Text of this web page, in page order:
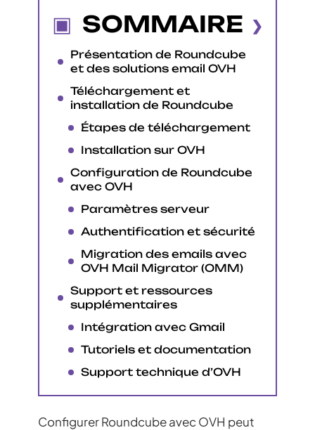
SOMMAIRE
Présentation de Roundcube
et des solutions email OVH
Téléchargement et
installation de Roundcube
Étapes de téléchargement
Installation sur OVH
Configuration de Roundcube
avec OVH
Paramètres serveur
Authentification et sécurité
Migration des emails avec
OVH Mail Migrator (OMM)
Support et ressources
supplémentaires
Intégration avec Gmail
Tutoriels et documentation
Support technique d’OVH
Configurer Roundcube avec OVH peut